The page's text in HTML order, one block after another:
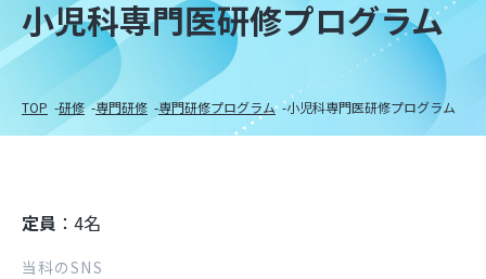
小児科専門医研修プログラム
TOP 研修 専門研修 専門研修プログラム 小児科専門医研修プログラム
定員 ：4名
当科のSNS